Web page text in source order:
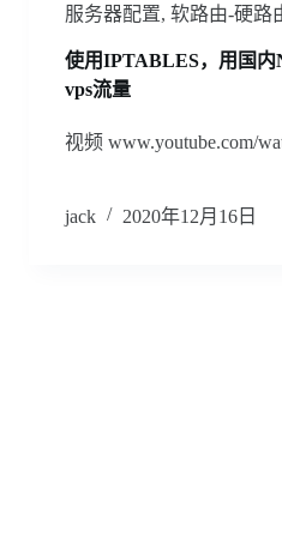
服务器配置,软路由-硬路
使用IPTABLES，用国
vps流量
视频 www.youtube.com/
jack 2020年12月16日